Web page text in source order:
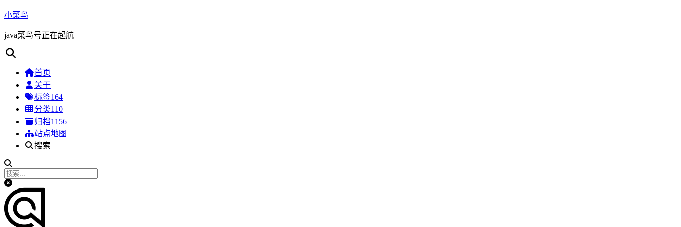
小菜鸟
java菜鸟号正在起航
首页
关于
标签164
分类110
归档1156
站点地图
搜索